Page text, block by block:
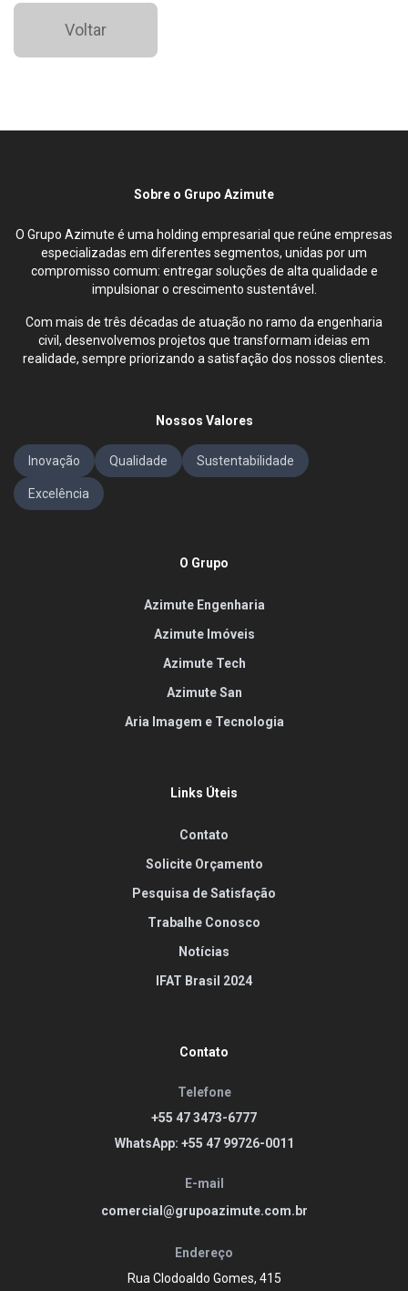
Voltar
Sobre o Grupo Azimute
O Grupo Azimute é uma holding empresarial que reúne empresas
especializadas em diferentes segmentos, unidas por um
compromisso comum: entregar soluções de alta qualidade e
impulsionar o crescimento sustentável.
Com mais de três décadas de atuação no ramo da engenharia
civil, desenvolvemos projetos que transformam ideias em
realidade, sempre priorizando a satisfação dos nossos clientes.
Nossos Valores
Inovação Qualidade Sustentabilidade
Excelência
O Grupo
Azimute Engenharia
Azimute Imóveis
Azimute Tech
Azimute San
Aria Imagem e Tecnologia
Links Úteis
Contato
Solicite Orçamento
Pesquisa de Satisfação
Trabalhe Conosco
Notícias
IFAT Brasil 2024
Contato
Telefone
+55 47 3473-6777
WhatsApp: +55 47 99726-0011
E-mail
comercial@grupoazimute.com.br
Endereço
Rua Clodoaldo Gomes, 415